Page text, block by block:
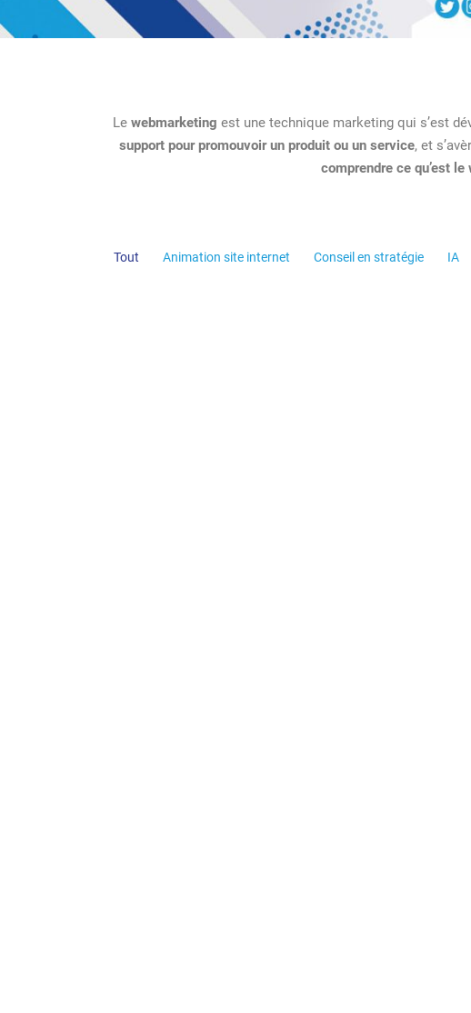
Le webmarketing est une technique marketing qui s’est
support pour promouvoir un produit ou un service, et
comprendre ce qu’est
Tout Animation site internet Conseil en stratégie IA